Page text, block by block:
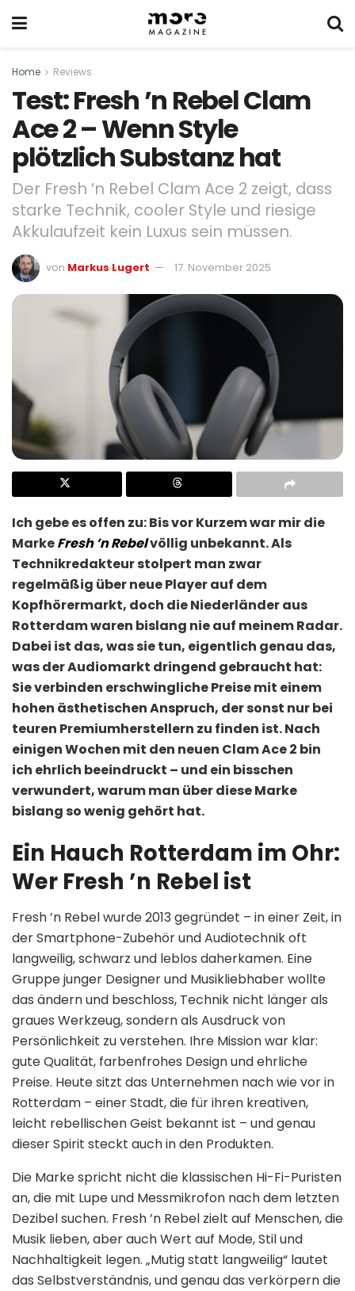
Home Reviews
Test: Fresh ’n Rebel Clam
Ace 2 – Wenn Style
plötzlich Substanz hat
Der Fresh ’n Rebel Clam Ace 2 zeigt, dass
starke Technik, cooler Style und riesige
Akkulaufzeit kein Luxus sein müssen.
von Markus Lugert 17. November 2025
Ich gebe es offen zu: Bis vor Kurzem war mir die
MarkeFresh ’n Rebelvöllig unbekannt. Als
Technikredakteur stolpert man zwar
regelmäßig über neue Player auf dem
Kopfhörermarkt, doch die Niederländer aus
Rotterdam waren bislang nie auf meinem Radar.
Dabei ist das, was sie tun, eigentlich genau das,
was der Audiomarkt dringend gebraucht hat:
Sie verbinden erschwingliche Preise mit einem
hohen ästhetischen Anspruch, der sonst nur bei
teuren Premiumherstellern zu finden ist. Nach
einigen Wochen mit den neuen Clam Ace 2 bin
ich ehrlich beeindruckt – und ein bisschen
verwundert, warum man über diese Marke
bislang so wenig gehört hat.
Ein Hauch Rotterdam im Ohr:
Wer Fresh ’n Rebel ist
Fresh ’n Rebel wurde 2013 gegründet – in einer Zeit, in
der Smartphone-Zubehör und Audiotechnik oft
langweilig, schwarz und leblos daher­kamen. Eine
Gruppe junger Designer und Musikliebhaber wollte
das ändern und beschloss, Technik nicht länger als
graues Werkzeug, sondern als Ausdruck von
Persönlichkeit zu verstehen. Ihre Mission war klar:
gute Qualität, farbenfrohes Design und ehrliche
Preise. Heute sitzt das Unternehmen nach wie vor in
Rotterdam – einer Stadt, die für ihren kreativen,
leicht rebellischen Geist bekannt ist – und genau
dieser Spirit steckt auch in den Produkten.
Die Marke spricht nicht die klassischen Hi-Fi-Puristen
an, die mit Lupe und Messmikrofon nach dem letzten
Dezibel suchen. Fresh ’n Rebel zielt auf Menschen, die
Musik lieben, aber auch Wert auf Mode, Stil und
Nachhaltigkeit legen. „Mutig statt langweilig“ lautet
das Selbstverständnis, und genau das verkörpern die